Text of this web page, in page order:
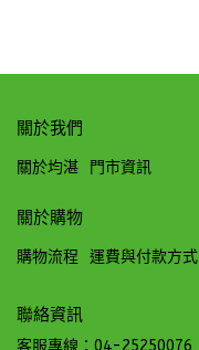
關於我們
關於均湛 門市資訊
關於購物
購物流程 運費與付款方式
聯絡資訊
客服專線：04-25250076